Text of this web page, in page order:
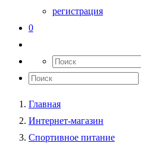
регистрация
0
Главная
Интернет-магазин
Спортивное питание